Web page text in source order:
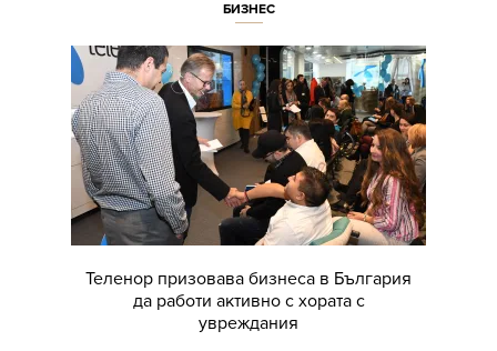
БИЗНЕС
Теленор призовава бизнеса в България
да работи активно с хората с
увреждания